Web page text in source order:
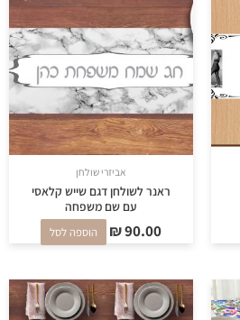
אביזרי שולחן
ראנר לשולחן דגם שייש קלאסי
עם שם משפחה
₪90.00 הוספה לסל